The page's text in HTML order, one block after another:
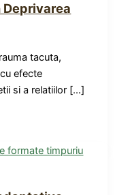
tacuta,
efecte
si a relatiilor […]